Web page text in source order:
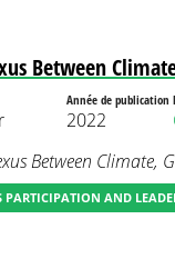
Between
Année de publication
2022
Between Climate,
PARTICIPATION AND